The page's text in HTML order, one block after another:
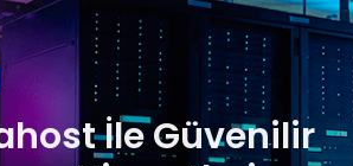
İle Güvenilir